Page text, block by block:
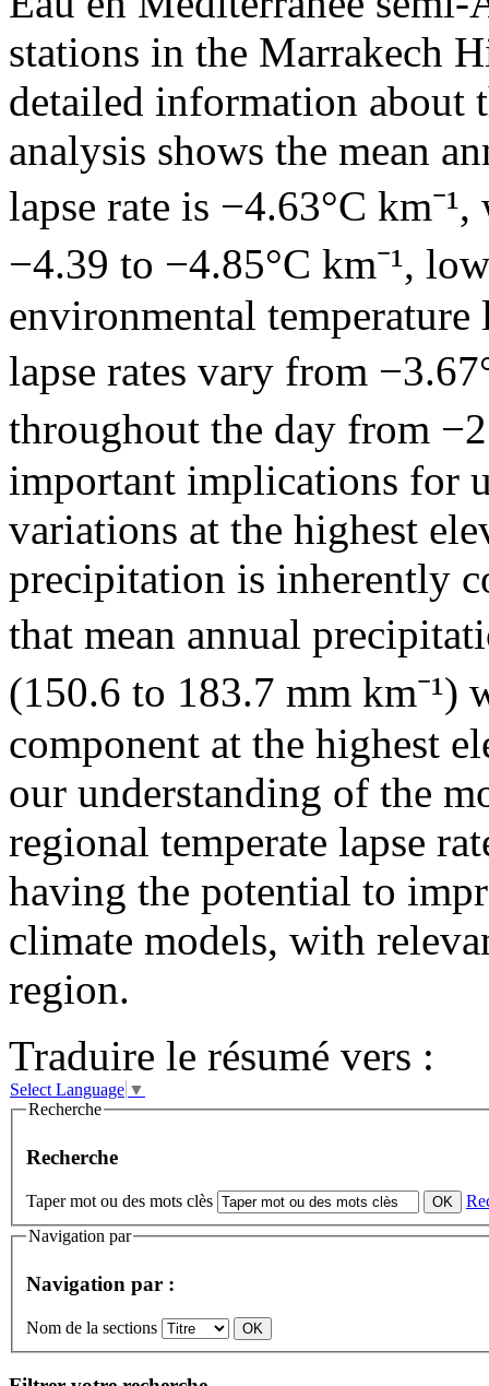
stations in the Marrakech
detailed information about
analysis shows the mean
lapse rate is −4.63°C
−4.39 to −4.85°C km⁻¹,
environmental temperature
lapse rates vary from
throughout the day from
important implications for
variations at the highest
precipitation is inherently
that mean annual
(150.6 to 183.7 mm km⁻¹)
component at the highest
our understanding of the
regional temperate lapse
having the potential to
climate models, with
region.
Traduire le résumé vers :
Select Language ▼
Recherche
Recherche
Taper mot ou des mots clès
Navigation par
Navigation par :
Nom de la sections